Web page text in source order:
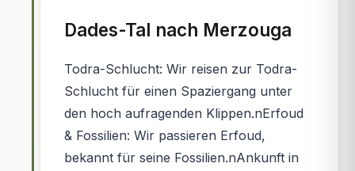
Dades-Tal nach Merzouga
Todra-Schlucht: Wir reisen zur Todra-
Schlucht für einen Spaziergang unter
den hoch aufragenden Klippen.nErfoud
& Fossilien: Wir passieren Erfoud,
bekannt für seine Fossilien.nAnkunft in